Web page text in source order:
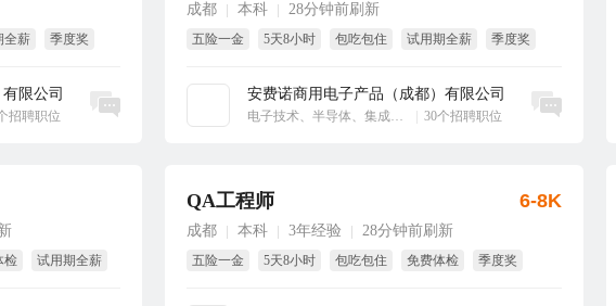
全薪
季度奖
限公司
招聘职位
成都 本科 28分钟前刷新
五险一金 5天8小时 包吃包住 试用期全薪
季度奖
安费诺商用电子产品（成都）有限公司
电子技术、半导体、集成电路 30个招聘职位
立即沟通
检
试用期全薪
QA工程师
成都 本科 3年经验 28分钟前刷新
五险一金 5天8小时 包吃包住 免费体检
季度奖
6-8K